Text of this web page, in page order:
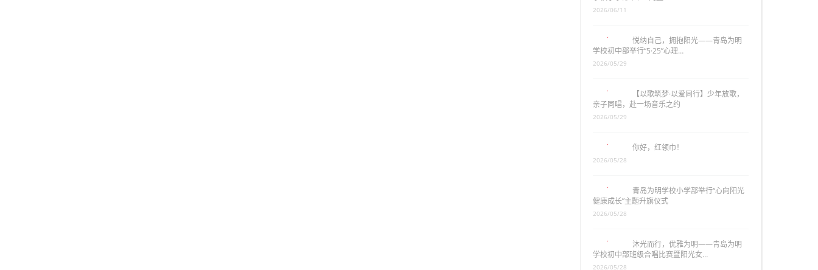
悦纳自己，拥抱阳光——青岛为明
学校初中部举行“5·25”心理…
2026/05/29
【以歌筑梦·以爱同行】少年放歌，
亲子同唱，赴一场音乐之约
你好，红领巾！
青岛为明学校小学部举行“心向阳光
健康成长”主题升旗仪式
沐光而行，优雅为明——青岛为明
学校初中部班级合唱比赛暨阳光女…